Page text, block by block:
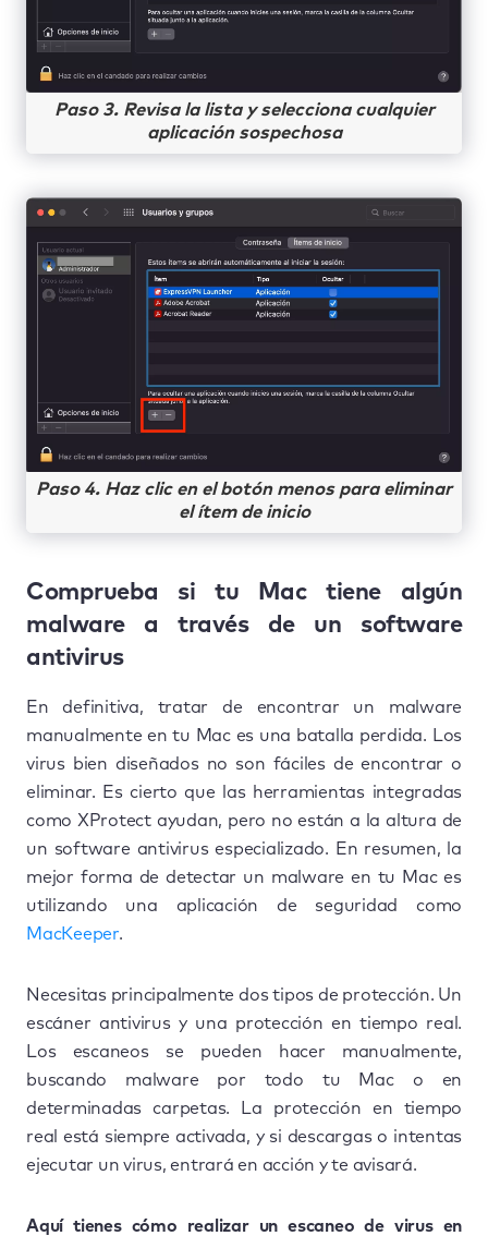
Paso 3. Revisa la lista y selecciona cualquier
aplicación sospechosa
Paso 4. Haz clic en el botón menos para eliminar
el ítem de inicio
Comprueba si tu Mac tiene algún
malware a través de un software
antivirus
En definitiva, tratar de encontrar un malware
manualmente en tu Mac es una batalla perdida. Los
virus bien diseñados no son fáciles de encontrar o
eliminar. Es cierto que las herramientas integradas
como XProtect ayudan, pero no están a la altura de
un software antivirus especializado. En resumen, la
mejor forma de detectar un malware en tu Mac es
utilizando una aplicación de seguridad como
MacKeeper.
Necesitas principalmente dos tipos de protección. Un
escáner antivirus y una protección en tiempo real.
Los escaneos se pueden hacer manualmente,
buscando malware por todo tu Mac o en
determinadas carpetas. La protección en tiempo
real está siempre activada, y si descargas o intentas
ejecutar un virus, entrará en acción y te avisará.
Aquí tienes cómo realizar un escaneo de virus en